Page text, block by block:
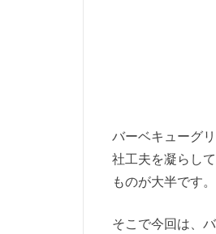
バーベキューグ
社工夫を凝らし
ものが大半です。
そこで今回は、